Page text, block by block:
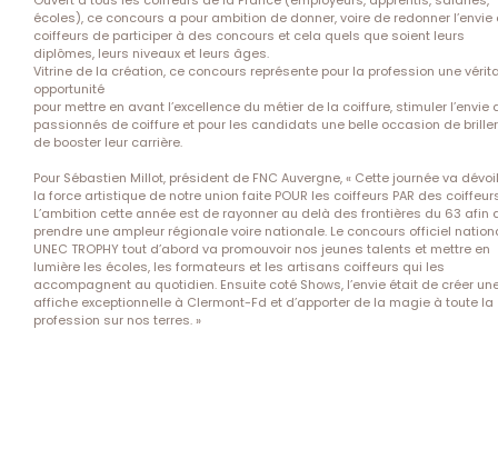
écoles), ce concours a pour ambition de donner, voire de redonner l’en­vie
coiffeurs de participer à des concours et cela quels que soient leurs
diplômes, leurs niveaux et leurs âges.
Vitrine de la création, ce concours représente pour la profession une
opportunité
pour mettre en avant l’excellence du métier de la coiffure, stimuler l’envie
passionnés de coiffure et pour les candidats une belle occasion de
de booster leur carrière.
Pour Sébastien Millot, président de FNC Auvergne, « Cette journée va
la force artistique de notre union faite POUR les coiffeurs PAR des
L’ambition cette année est de rayonner au delà des frontières du 63 afin
prendre une ampleur régionale voire nationale. Le concours officiel
UNEC TROPHY tout d’abord va promouvoir nos jeunes talents et mettre en
lumière les écoles, les formateurs et les artisans coiffeurs qui les
accompagnent au quotidien. Ensuite coté Shows, l’envie était de créer
affiche exceptionnelle à Clermont-Fd et d’apporter de la magie à toute la
profession sur nos terres. »